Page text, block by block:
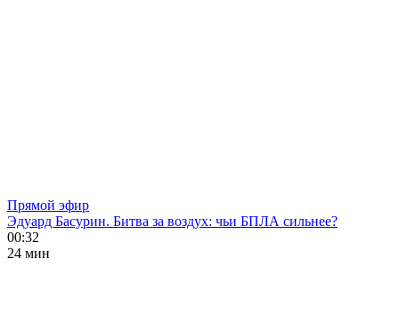
Прямой эфир
Эдуард Басурин. Битва за воздух: чьи БПЛА сильнее?
00:32
24 мин